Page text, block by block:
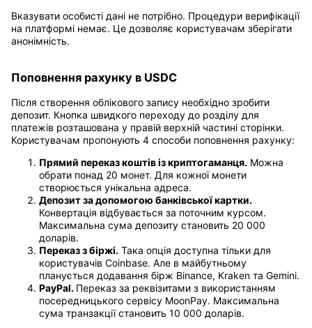
Вказувати особисті дані не потрібно. Процедури верифікації
на платформі немає. Це дозволяє користувачам зберігати
анонімність.
Поповнення рахунку в USDC
Після створення облікового запису необхідно зробити
депозит. Кнопка швидкого переходу до розділу для
платежів розташована у правій верхній частині сторінки.
Користувачам пропонують 4 способи поповнення рахунку:
Прямий переказ коштів із криптогаманця. Можна
обрати понад 20 монет. Для кожної монети
створюється унікальна адреса.
Депозит за допомогою банківської картки.
Конвертація відбувається за поточним курсом.
Максимальна сума депозиту становить 20 000
доларів.
Переказ з біржі. Така опція доступна тільки для
користувачів Coinbase. Але в майбутньому
планується додавання бірж Binance, Kraken та Gemini.
PayPal. Переказ за реквізитами з використанням
посередницького сервісу MoonPay. Максимальна
сума транзакції становить 10 000 доларів.